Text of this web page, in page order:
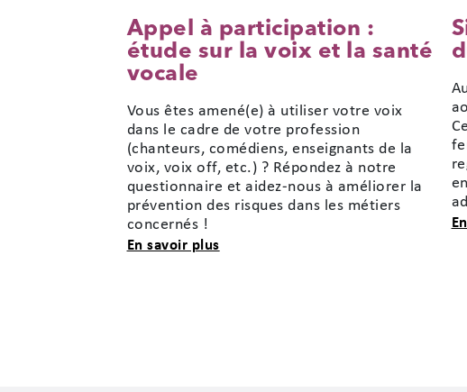
Appel à participation :
étude sur la voix et la santé
vocale
Vous êtes amené(e) à utiliser votre voix
dans le cadre de votre profession
(chanteurs, comédiens, enseignants de la
voix, voix off, etc.) ? Répondez à notre
questionnaire et aidez-nous à améliorer la
prévention des risques dans les métiers
concernés !
En savoir plussur Appel à participation : étude sur